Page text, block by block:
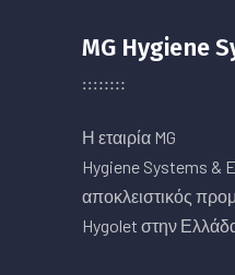
MG Hygiene
Η εταιρία MG
Hygiene Systems &
αποκλειστικός
Hygolet στην